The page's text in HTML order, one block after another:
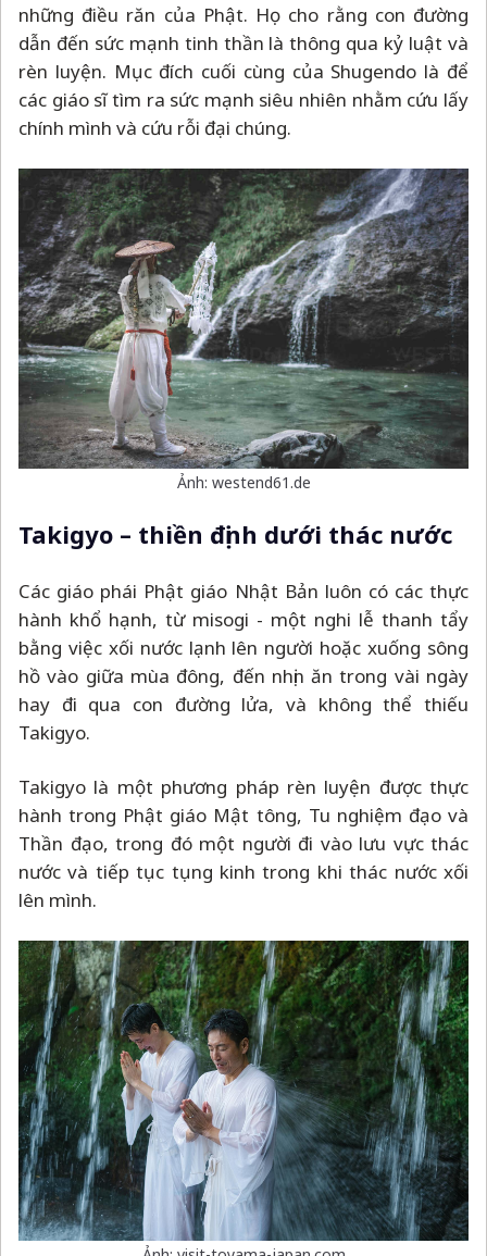
những điều răn của Phật. Họ cho rằng con đường
dẫn đến sức mạnh tinh thần là thông qua kỷ luật và
rèn luyện. Mục đích cuối cùng của Shugendo là để
các giáo sĩ tìm ra sức mạnh siêu nhiên nhằm cứu lấy
chính mình và cứu rỗi đại chúng.
Ảnh: westend61.de
Takigyo – thiền định dưới thác nước
Các giáo phái Phật giáo Nhật Bản luôn có các thực
hành khổ hạnh, từ misogi - một nghi lễ thanh tẩy
bằng việc xối nước lạnh lên người hoặc xuống sông
hồ vào giữa mùa đông, đến nhịn ăn trong vài ngày
hay đi qua con đường lửa, và không thể thiếu
Takigyo.
Takigyo là một phương pháp rèn luyện được thực
hành trong Phật giáo Mật tông, Tu nghiệm đạo và
Thần đạo, trong đó một người đi vào lưu vực thác
nước và tiếp tục tụng kinh trong khi thác nước xối
lên mình.